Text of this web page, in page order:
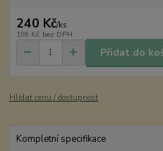
240 Kč/ks
198 Kč bez DPH
Přidat do
Hlídat cenu / dostupnost
Kompletní specifikace